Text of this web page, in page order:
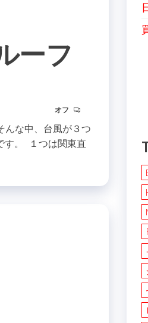
ーフ
オフ
んな中、台風が３つ
す。 １つは関東直